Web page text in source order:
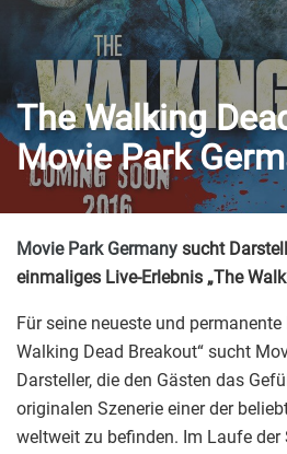
The Walking
Movie Park
Movie Park Germany sucht
einmaliges Live-Erlebnis „The
Für seine neueste und
Walking Dead Breakout“ sucht
Darsteller, die den Gästen das
originalen Szenerie einer der
weltweit zu befinden. Im Laufe